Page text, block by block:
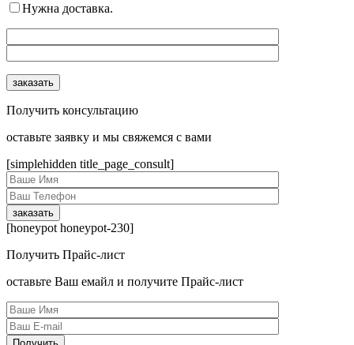
Нужна доставка.
Получить консультацию
оcтавьте заявку и мы свяжемся с вами
[simplehidden title_page_consult]
[honeypot honeypot-230]
Получить Прайс-лист
оcтавьте Ваш емайл и получите Прайс-лист